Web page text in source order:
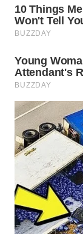
WN
SUBANG
WN
SUKABUMI
PURWAKARTA
WN
PRIANGAN
TIMUR
WN
SEMARANG